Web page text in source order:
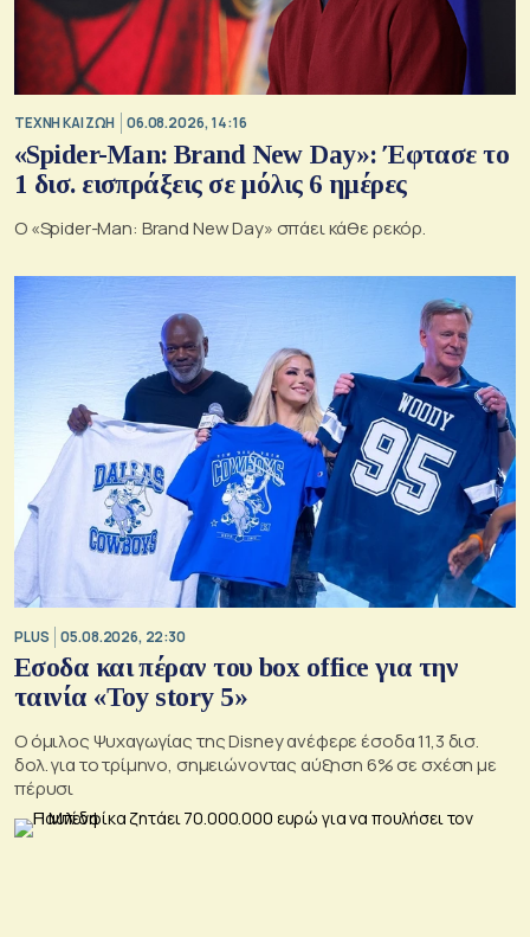
TΕΧΝΗ ΚΑΙ ΖΩΗ 06.08.2026, 14:16
«Spider-Man: Brand New Day»: Έφτασε το
1 δισ. εισπράξεις σε μόλις 6 ημέρες
Ο «Spider-Man: Brand New Day» σπάει κάθε ρεκόρ.
PLUS 05.08.2026, 22:30
Εσοδα και πέραν του box office για την
ταινία «Toy story 5»
Ο όμιλος Ψυχαγωγίας της Disney ανέφερε έσοδα 11,3 δισ.
δολ. για το τρίμηνο, σημειώνοντας αύξηση 6% σε σχέση με
πέρυσι